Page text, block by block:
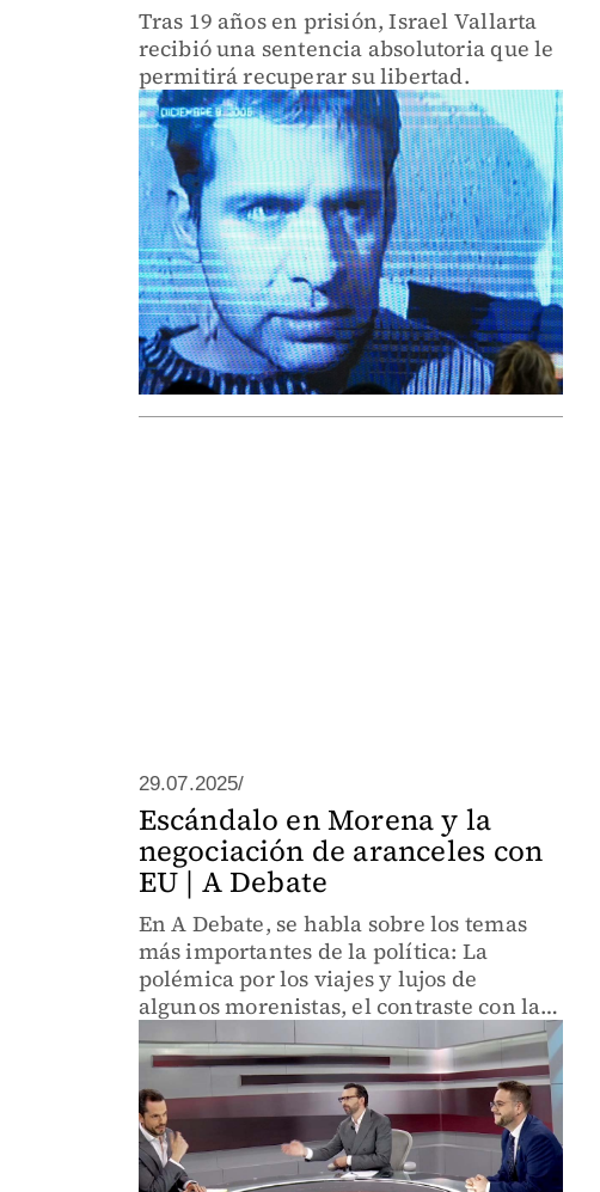
Tras 19 años en prisión, Israel Vallarta
recibió una sentencia absolutoria que le
permitirá recuperar su libertad.
29.07.2025/
Escándalo en Morena y la
negociación de aranceles con
EU | A Debate
En A Debate, se habla sobre los temas
más importantes de la política: La
polémica por los viajes y lujos de
algunos morenistas, el contraste con la
política de austeridad de AMLO y la
negociación de Sheinbaum con Trump
sobre los nuevos aranceles.